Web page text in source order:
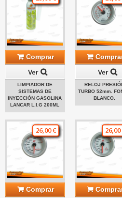
Comprar
Ver
LIMPIADOR DE
SISTEMAS DE
INYECCIÓN GASOLINA
LANCAR L.I.G 200ML
Ver
RELOJ
TURBO 52mm.
BLANCO.
26,00 €
Comprar
26,00